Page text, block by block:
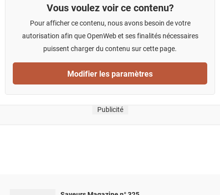
Vous voulez voir ce contenu?
Pour afficher ce contenu, nous avons besoin de votre
autorisation afin que OpenWeb et ses finalités nécessaires
puissent charger du contenu sur cette page.
Modifier les paramètres
Publicité